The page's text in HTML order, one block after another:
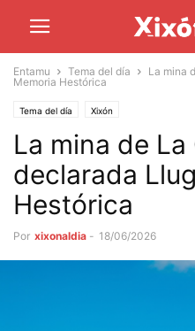
Entamu Tema del día
La mina
Memoria Hestórica
Tema del día Xixón
La mina de
declarada
Hestórica
Por xixonaldia - 18/06/2026